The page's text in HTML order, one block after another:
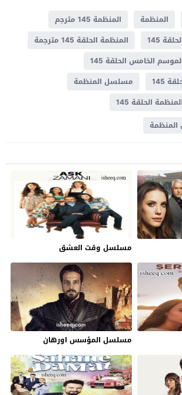
المنظمة
المنظمة 145 مترجم
145
المنظمة الحلقة 145 مترجمة
الخامس الحلقة 145
145
مسلسل المنظمة
الحلقة 145
مسلسل وقت العشق
مسلسل المؤسس اورهان